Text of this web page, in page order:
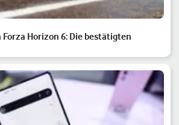
Horizon 6: Die bestätigten